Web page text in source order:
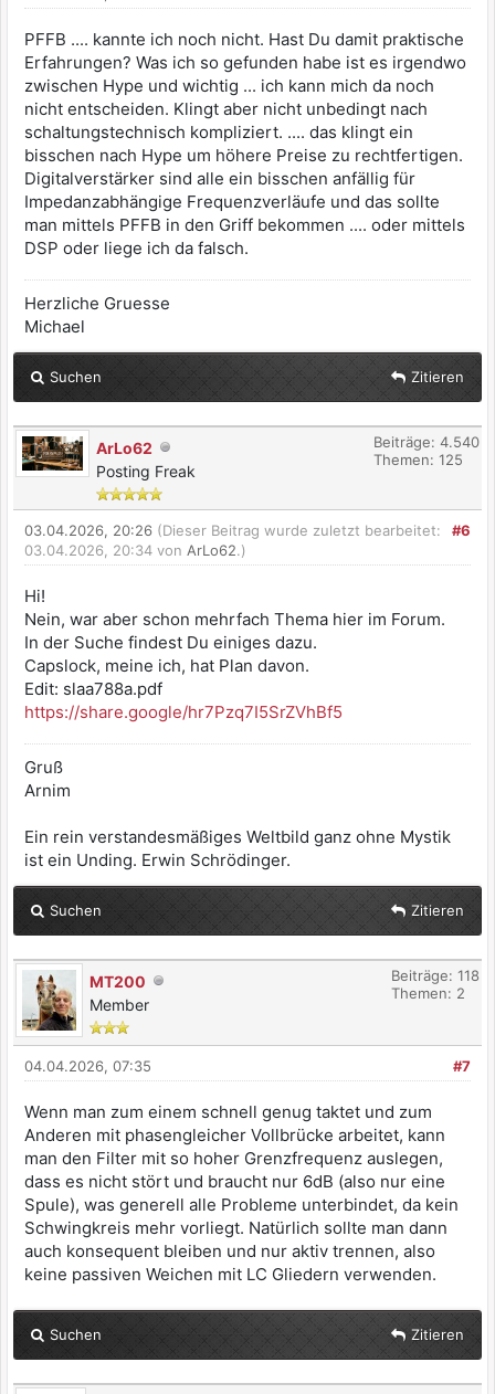
PFFB .... kannte ich noch nicht. Hast Du damit praktische
Erfahrungen? Was ich so gefunden habe ist es irgendwo
zwischen Hype und wichtig ... ich kann mich da noch
nicht entscheiden. Klingt aber nicht unbedingt nach
schaltungstechnisch kompliziert. .... das klingt ein
bisschen nach Hype um höhere Preise zu rechtfertigen.
Digitalverstärker sind alle ein bisschen anfällig für
Impedanzabhängige Frequenzverläufe und das sollte
man mittels PFFB in den Griff bekommen .... oder mittels
DSP oder liege ich da falsch.
Herzliche Gruesse
Michael
Suchen Zitieren
ArLo62
Posting Freak
Beiträge: 4.540
Themen: 125
#6
03.04.2026, 20:26 (Dieser Beitrag wurde zuletzt bearbeitet:
03.04.2026, 20:34 von ArLo62.)
Hi!
Nein, war aber schon mehrfach Thema hier im Forum.
In der Suche findest Du einiges dazu.
Capslock, meine ich, hat Plan davon.
Edit: slaa788a.pdf
https://share.google/hr7Pzq7I5SrZVhBf5
Gruß
Arnim
Ein rein verstandesmäßiges Weltbild ganz ohne Mystik
ist ein Unding. Erwin Schrödinger.
Suchen Zitieren
MT200
Member
Beiträge: 118
Themen: 2
#7
04.04.2026, 07:35
Wenn man zum einem schnell genug taktet und zum
Anderen mit phasengleicher Vollbrücke arbeitet, kann
man den Filter mit so hoher Grenzfrequenz auslegen,
dass es nicht stört und braucht nur 6dB (also nur eine
Spule), was generell alle Probleme unterbindet, da kein
Schwingkreis mehr vorliegt. Natürlich sollte man dann
auch konsequent bleiben und nur aktiv trennen, also
keine passiven Weichen mit LC Gliedern verwenden.
Suchen Zitieren